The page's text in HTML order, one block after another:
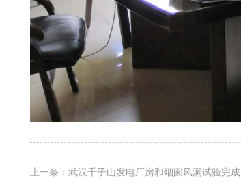
上一条：武汉千子山发电厂房和烟囱风洞试验完成